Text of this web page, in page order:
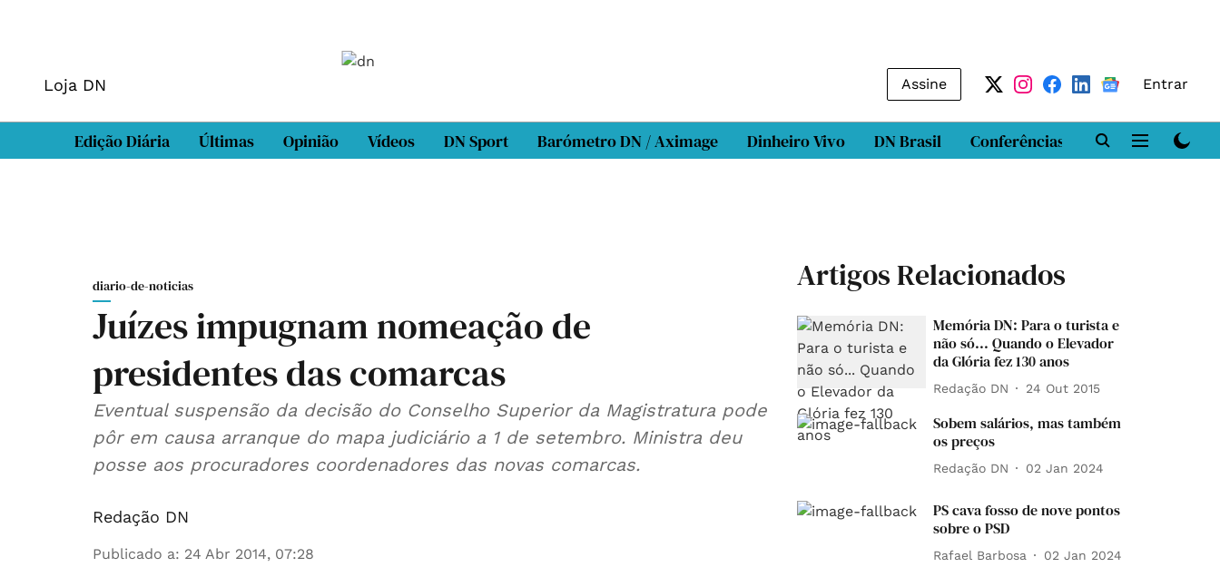
Loja DN Assine Entrar
Edição Diária Últimas Opinião Vídeos DN Sport Barómetro DN / Aximage Dinheiro Vivo DN Brasil Conferências DN LAB
diario-de-noticias
Juízes impugnam nomeação de
presidentes das comarcas
Eventual suspensão da decisão do Conselho Superior da Magistratura pode
pôr em causa arranque do mapa judiciário a 1 de setembro. Ministra deu
posse aos procuradores coordenadores das novas comarcas.
Redação DN
Publicado a: 24 Abr 2014, 07:28
Artigos Relacionados
Memória DN: Para o turista e
não só... Quando o Elevador
da Glória fez 130 anos
Redação DN 24 Out 2015
Sobem salários, mas também
os preços
Redação DN 02 Jan 2024
PS cava fosso de nove pontos
sobre o PSD
Rafael Barbosa 02 Jan 2024